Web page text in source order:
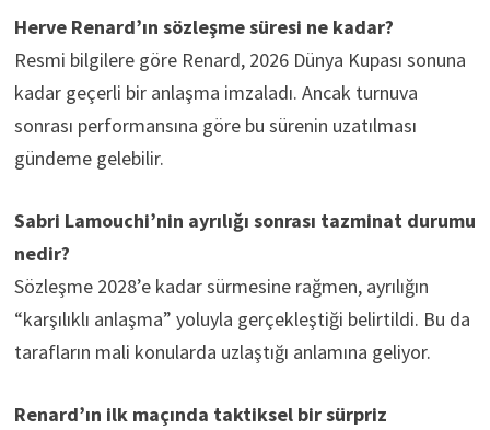
Herve Renard’ın sözleşme süresi ne kadar?
Resmi bilgilere göre Renard, 2026 Dünya Kupası sonuna
kadar geçerli bir anlaşma imzaladı. Ancak turnuva
sonrası performansına göre bu sürenin uzatılması
gündeme gelebilir.
Sabri Lamouchi’nin ayrılığı sonrası tazminat durumu
nedir?
Sözleşme 2028’e kadar sürmesine rağmen, ayrılığın
“karşılıklı anlaşma” yoluyla gerçekleştiği belirtildi. Bu da
tarafların mali konularda uzlaştığı anlamına geliyor.
Renard’ın ilk maçında taktiksel bir sürpriz